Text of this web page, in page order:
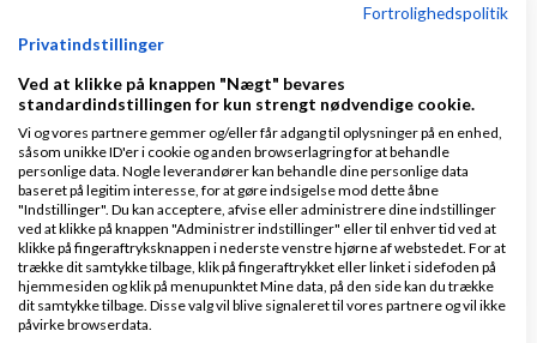
er altid en god idé: Lav en blog med
indlægder hjælper en potentiel bruger
igennem forsikringen, både for at få noget
mere indhold, og opbygge troværdighed.
Held og lykke med det!
Svar
Besøg et udviklingshus med fut i - vi har mange projekter i kog!
Fortrolighedspolitik
Privatindstillinger
Ved at klikke på knappen "Nægt" bevares
standardindstillingen for kun strengt nødvendige cookie.
Vi og vores partnere gemmer og/eller får adgang til oplysninger på en enhed,
såsom unikke ID'er i cookie og anden browserlagring for at behandle
personlige data. Nogle leverandører kan behandle dine personlige data
baseret på legitim interesse, for at gøre indsigelse mod dette åbne
"Indstillinger". Du kan acceptere, afvise eller administrere dine indstillinger
ved at klikke på knappen "Administrer indstillinger" eller til enhver tid ved at
klikke på fingeraftryksknappen i nederste venstre hjørne af webstedet. For at
trække dit samtykke tilbage, klik på fingeraftrykket eller linket i sidefoden på
hjemmesiden og klik på menupunktet Mine data, på den side kan du trække
dit samtykke tilbage. Disse valg vil blive signaleret til vores partnere og vil ikke
påvirke browserdata.